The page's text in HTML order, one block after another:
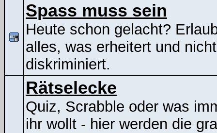
Spass muss sein
Heute schon gelacht?
alles, was erheitert und nicht
diskriminiert.
Rätselecke
Quiz, Scrabble oder was
ihr wollt - hier werden die